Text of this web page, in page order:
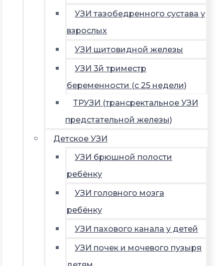
УЗИ тазобедренного сустава у
взрослых
УЗИ щитовидной железы
УЗИ 3й триместр
беременности (с 25 недели)
ТРУЗИ (трансректальное УЗИ
предстательной железы)
Детское УЗИ
УЗИ брюшной полости
ребёнку
УЗИ головного мозга
ребёнку
УЗИ пахового канала у детей
УЗИ почек и мочевого пузыря